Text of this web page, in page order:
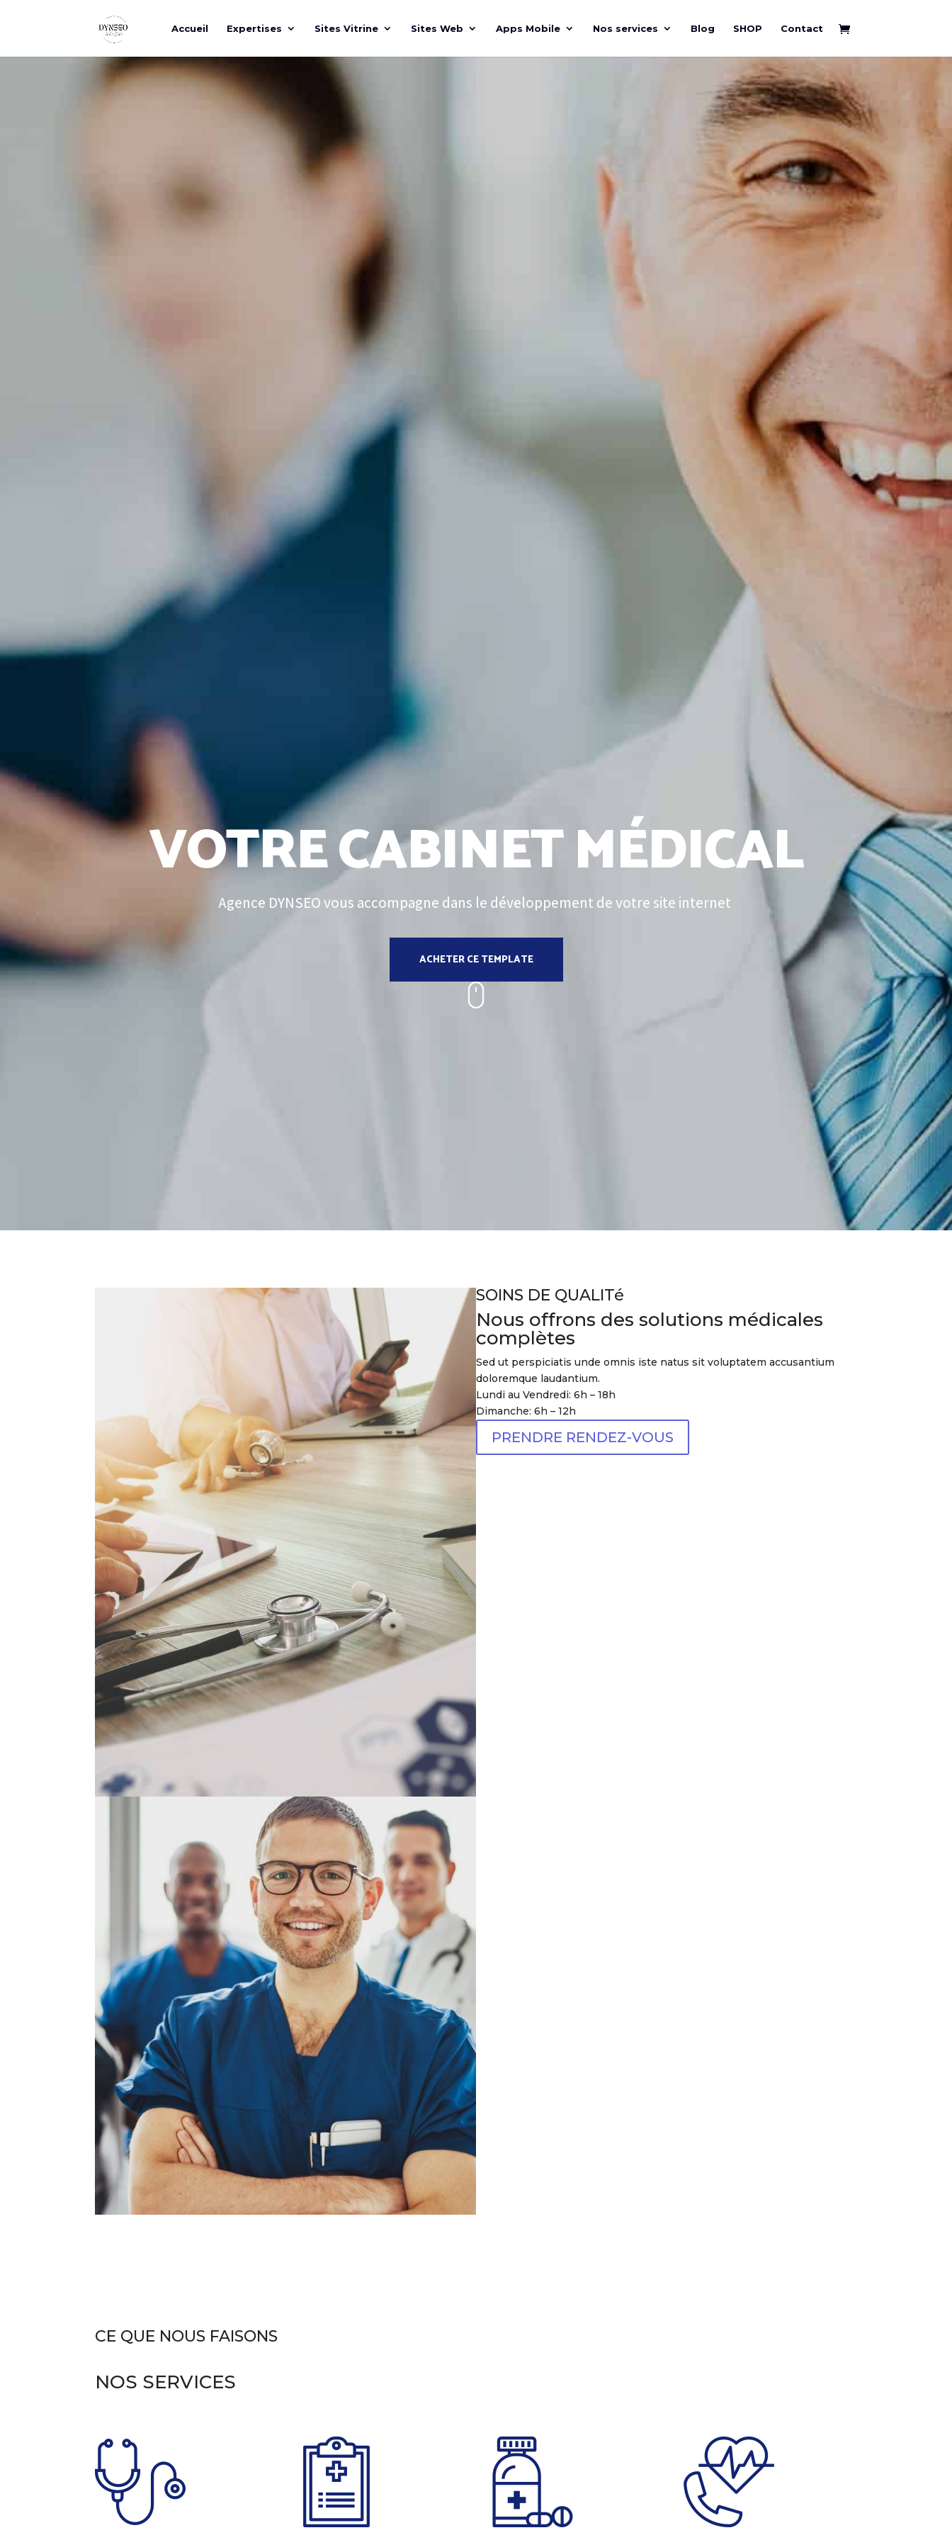
Accueil Expertises Sites Vitrine Sites Web Apps Mobile Nos services Blog SHOP Contact
VOTRE CABINET MÉDICAL
Agence DYNSEO vous accompagne dans le développement de votre site internet
ACHETER CE TEMPLATE
SOINS DE QUALITé
Nous offrons des solutions médicales
complètes
Sed ut perspiciatis unde omnis iste natus sit voluptatem accusantium
doloremque laudantium.
Lundi au Vendredi: 6h – 18h
Dimanche: 6h – 12h
PRENDRE RENDEZ-VOUS
CE QUE NOUS FAISONS
NOS SERVICES